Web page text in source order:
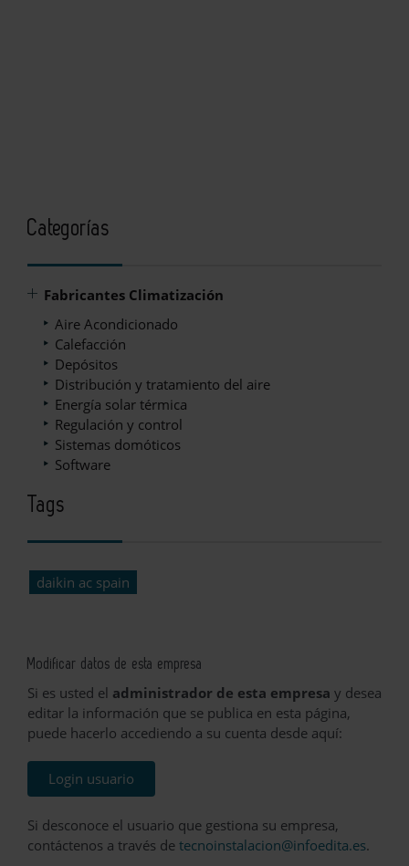
Categorías
Fabricantes Climatización
Aire Acondicionado
Calefacción
Depósitos
Distribución y tratamiento del aire
Energía solar térmica
Regulación y control
Sistemas domóticos
Software
Tags
daikin ac spain
Modificar datos de esta empresa
Si es usted el administrador de esta empresa y desea
editar la información que se publica en esta página,
puede hacerlo accediendo a su cuenta desde aquí:
Login usuario
Si desconoce el usuario que gestiona su empresa,
contáctenos a través de tecnoinstalacion@infoedita.es.